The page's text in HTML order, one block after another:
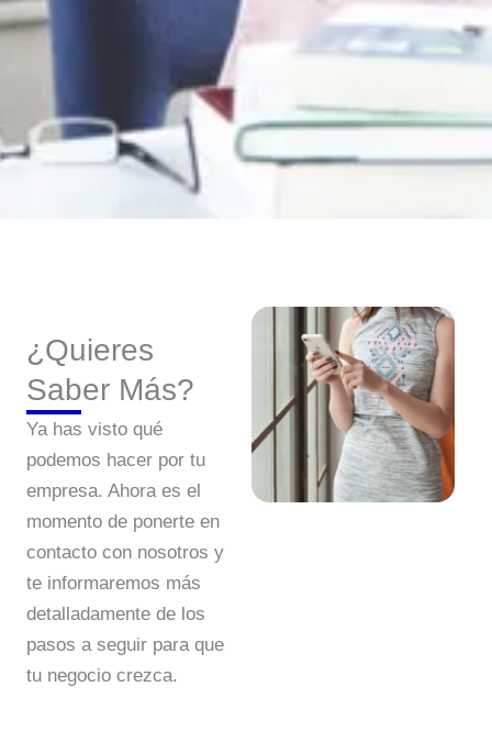
¿Quieres
Saber Más?
Ya has visto qué
podemos hacer por tu
empresa. Ahora es el
momento de ponerte en
contacto con nosotros y
te informaremos más
detalladamente de los
pasos a seguir para que
tu negocio crezca.